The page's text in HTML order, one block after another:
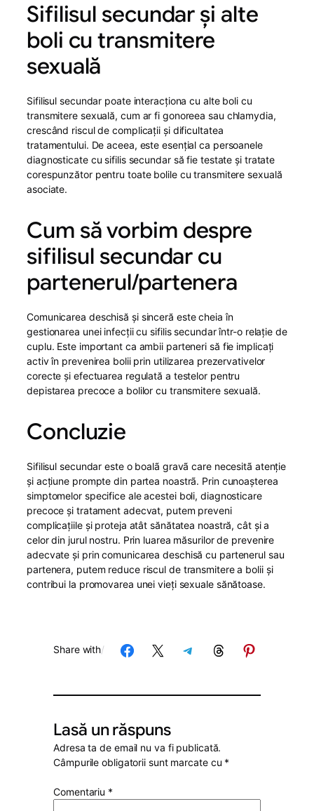
Sifilisul secundar și alte
boli cu transmitere
sexuală
Sifilisul secundar poate interacționa cu alte boli cu
transmitere sexuală, cum ar fi gonoreea sau chlamydia,
crescând riscul de complicații și dificultatea
tratamentului. De aceea, este esențial ca persoanele
diagnosticate cu sifilis secundar să fie testate și tratate
corespunzător pentru toate bolile cu transmitere sexuală
asociate.
Cum să vorbim despre
sifilisul secundar cu
partenerul/partenera
Comunicarea deschisă și sinceră este cheia în
gestionarea unei infecții cu sifilis secundar într-o relație de
cuplu. Este important ca ambii parteneri să fie implicați
activ în prevenirea bolii prin utilizarea prezervativelor
corecte și efectuarea regulată a testelor pentru
depistarea precoce a bolilor cu transmitere sexuală.
Concluzie
Sifilisul secundar este o boalã gravã care necesitã atenţie
şi acţiune prompte din partea noastrã. Prin cunoașterea
simptomelor specifice ale acestei boli, diagnosticare
precoce şi tratament adecvat, putem preveni
complicațiile și proteja atât sănătatea noastră, cât și a
celor din jurul nostru. Prin luarea măsurilor de prevenire
adecvate și prin comunicarea deschisă cu partenerul sau
partenera, putem reduce riscul de transmitere a bolii și
contribui la promovarea unei vieți sexuale sănătoase.
Share with/ Share on Facebook
Share on X Share on TelegramShare on ThreadsShare on Pinterest
Lasă un răspuns
Adresa ta de email nu va fi publicată.
Câmpurile obligatorii sunt marcate cu *
Comentariu *